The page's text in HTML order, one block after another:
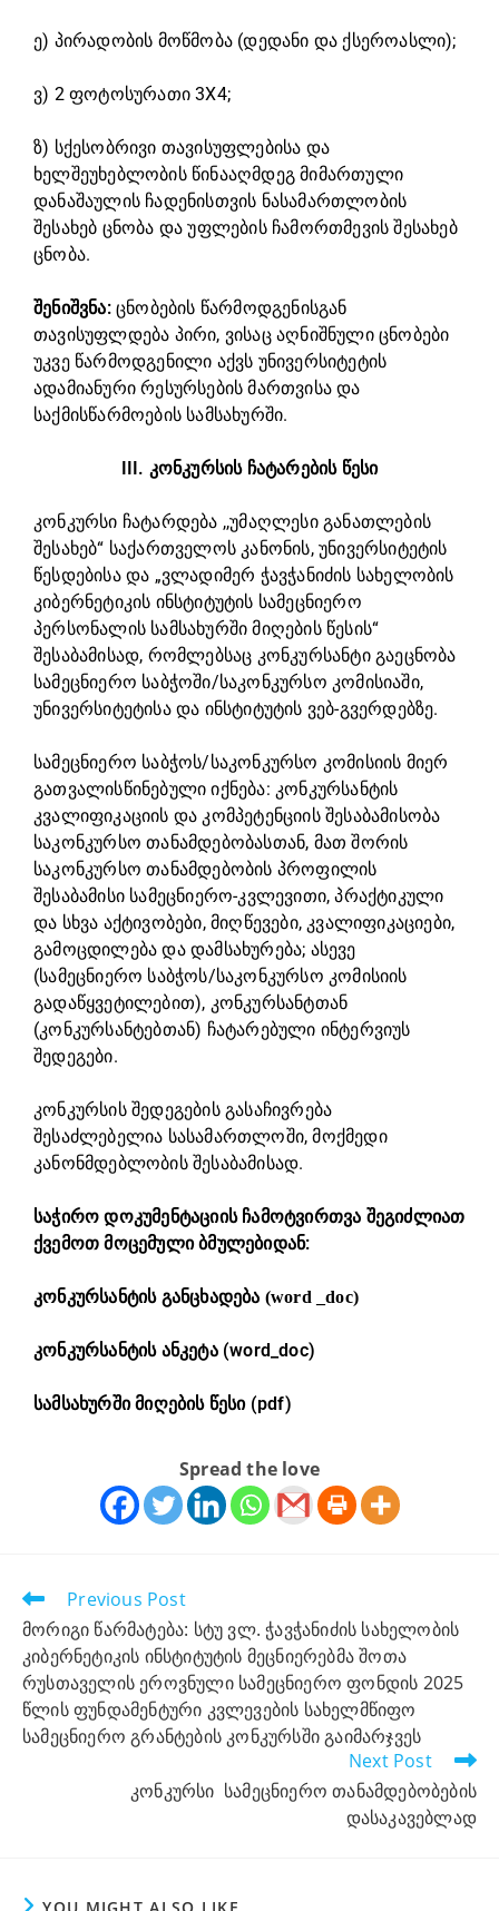
ე) პირადობის მოწმობა (დედანი და ქსეროასლი);
ვ) 2 ფოტოსურათი 3X4;
ზ) სქესობრივი თავისუფლებისა და
ხელშეუხებლობის წინააღმდეგ მიმართული
დანაშაულის ჩადენისთვის ნასამართლობის
შესახებ ცნობა და უფლების ჩამორთმევის შესახებ
ცნობა.
შენიშვნა:ცნობების წარმოდგენისგან
თავისუფლდება პირი, ვისაც აღნიშნული ცნობები
უკვე წარმოდგენილი აქვს უნივერსიტეტის
ადამიანური რესურსების მართვისა და
საქმისწარმოების სამსახურში.
III. კონკურსის ჩატარების წესი
კონკურსი ჩატარდება ,,უმაღლესი განათლების
შესახებ“ საქართველოს კანონის, უნივერსიტეტის
წესდებისა და „ვლადიმერ ჭავჭანიძის სახელობის
კიბერნეტიკის ინსტიტუტის სამეცნიერო
პერსონალის სამსახურში მიღების წესის“
შესაბამისად, რომლებსაც კონკურსანტი გაეცნობა
სამეცნიერო საბჭოში/საკონკურსო კომისიაში,
უნივერსიტეტისა და ინსტიტუტის ვებ-გვერდებზე.
სამეცნიერო საბჭოს/საკონკურსო კომისიის მიერ
გათვალისწინებული იქნება: კონკურსანტის
კვალიფიკაციის და კომპეტენციის შესაბამისობა
საკონკურსო თანამდებობასთან, მათ შორის
საკონკურსო თანამდებობის პროფილის
შესაბამისი სამეცნიერო-კვლევითი, პრაქტიკული
და სხვა აქტივობები, მიღწევები, კვალიფიკაციები,
გამოცდილება და დამსახურება; ასევე
(სამეცნიერო საბჭოს/საკონკურსო კომისიის
გადაწყვეტილებით), კონკურსანტთან
(კონკურსანტებთან) ჩატარებული ინტერვიუს
შედეგები.
კონკურსის შედეგების გასაჩივრება
შესაძლებელია სასამართლოში, მოქმედი
კანონმდებლობის შესაბამისად.
საჭირო დოკუმენტაციის ჩამოტვირთვა შეგიძლიათ
ქვემოთ მოცემული ბმულებიდან:
კონკურსანტის განცხადება (word _doc)
კონკურსანტის ანკეტა (word_doc)
სამსახურში მიღების წესი (pdf)
Spread the love
Previous Post
მორიგი წარმატება: სტუ ვლ. ჭავჭანიძის სახელობის
კიბერნეტიკის ინსტიტუტის მეცნიერებმა შოთა
რუსთაველის ეროვნული სამეცნიერო ფონდის 2025
წლის ფუნდამენტური კვლევების სახელმწიფო
სამეცნიერო გრანტების კონკურსში გაიმარჯვეს
Next Post
კონკურსი სამეცნიერო თანამდებობების
დასაკავებლად